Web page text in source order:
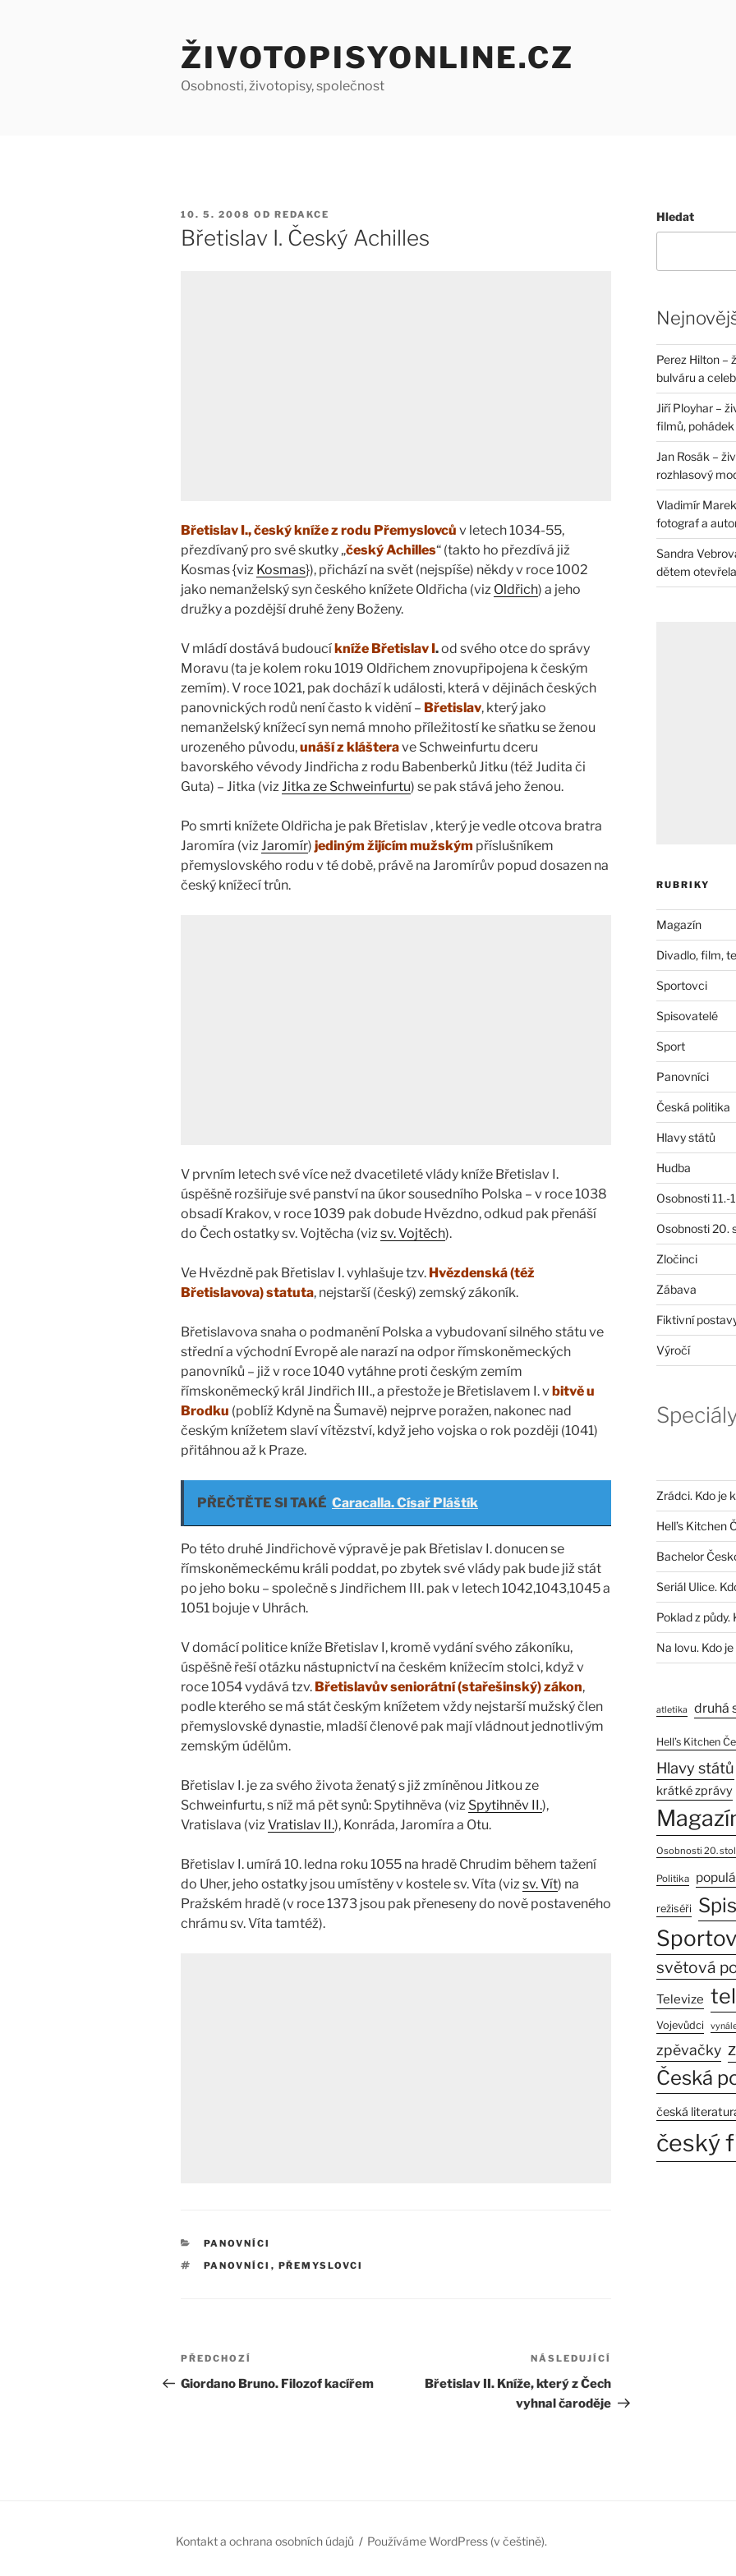
ŽIVOTOPISYONLINE.CZ
Osobnosti, životopisy, společnost
PUBLIKOVÁNO
10. 5. 2008 OD REDAKCE
Břetislav I. Český Achilles
Břetislav I., český kníže z rodu Přemyslovců v letech 1034-55,
přezdívaný pro své skutky „český Achilles“ (takto ho přezdívá již
Kosmas {viz Kosmas}), přichází na svět (nejspíše) někdy v roce 1002
jako nemanželský syn českého knížete Oldřicha (viz Oldřich) a jeho
družky a pozdější druhé ženy Boženy.
V mládí dostává budoucí kníže Břetislav I.od svého otce do správy
Moravu (ta je kolem roku 1019 Oldřichem znovupřipojena k českým
zemím). V roce 1021, pak dochází k události, která v dějinách českých
panovnických rodů není často k vidění – Břetislav, který jako
nemanželský knížecí syn nemá mnoho příležitostí ke sňatku se ženou
urozeného původu,unáší z klášterave Schweinfurtu dceru
bavorského vévody Jindřicha z rodu Babenberků Jitku (též Judita či
Guta) – Jitka (vizJitka ze Schweinfurtu) se pak stává jeho ženou.
Po smrti knížete Oldřicha je pak Břetislav , který je vedle otcova bratra
Jaromíra (vizJaromír) jediným žijícím mužským příslušníkem
přemyslovského rodu v té době, právě na Jaromírův popud dosazen na
český knížecí trůn.
V prvním letech své více než dvacetileté vlády kníže Břetislav I.
úspěšně rozšiřuje své panství na úkor sousedního Polska – v roce 1038
obsadí Krakov, v roce 1039 pak dobude Hvězdno, odkud pak přenáší
do Čech ostatky sv. Vojtěcha (vizsv. Vojtěch).
Ve Hvězdně pak Břetislav I. vyhlašuje tzv. Hvězdenská (též
Břetislavova) statuta, nejstarší (český) zemský zákoník.
Břetislavova snaha o podmanění Polska a vybudovaní silného státu ve
střední a východní Evropě ale narazí na odpor římskoněmeckých
panovníků – již v roce 1040 vytáhne proti českým zemím
římskoněmecký král Jindřich III., a přestože je Břetislavem I. v bitvě u
Brodku (poblíž Kdyně na Šumavě) nejprve poražen, nakonec nad
českým knížetem slaví vítězství, když jeho vojska o rok později (1041)
přitáhnou až k Praze.
PŘEČTĚTE SI TAKÉ Caracalla. Císař Pláštík
Po této druhé Jindřichově výpravě je pak Břetislav I. donucen se
římskoněmeckému králi poddat, po zbytek své vlády pak bude již stát
po jeho boku – společně s Jindřichem III. pak v letech 1042,1043,1045 a
1051 bojuje v Uhrách.
V domácí politice kníže Břetislav I, kromě vydání svého zákoníku,
úspěšně řeší otázku nástupnictví na českém knížecím stolci, když v
roce 1054 vydává tzv. Břetislavův seniorátní (stařešinský) zákon,
podle kterého se má stát českým knížetem vždy nejstarší mužský člen
přemyslovské dynastie, mladší členové pak mají vládnout jednotlivým
zemským údělům.
Břetislav I. je za svého života ženatý s již zmíněnou Jitkou ze
Schweinfurtu, s níž má pět synů: Spytihněva (viz Spytihněv II.),
Vratislava (vizVratislav II.), Konráda, Jaromíra a Otu.
Břetislav I. umírá 10. ledna roku 1055 na hradě Chrudim během tažení
do Uher, jeho ostatky jsou umístěny v kostele sv. Víta (vizsv. Vít) na
Pražském hradě (v roce 1373 jsou pak přeneseny do nově postaveného
chrámu sv. Víta tamtéž).
RUBRIKY
PANOVNÍCI
ŠTÍTKY
PANOVNÍCI , PŘEMYSLOVCI
Navigace
pro
Předchozí
příspěvek
PŘEDCHOZÍ
Giordano Bruno. Filozof kacířem
příspěvek
NÁSLEDUJÍCÍ
Břetislav II. Kníže, který z Čech
vyhnal čaroděje
Hledat
Perez Hilton –
bulváru a
Jiří Ployhar –
filmů, pohádek
Jan Rosák –
rozhlasový
Vladimír
fotograf a
Sandra
dětem
RUBRIKY
Magazín
Divadlo, film,
Sportovci
Spisovatelé
Sport
Panovníci
Česká politika
Hlavy států
Hudba
Osobnosti 11.-
Osobnosti 20.
Zločinci
Zábava
Fiktivní
Výročí
Zrádci. Kdo je
Hell’s Kitchen
Bachelor
Seriál Ulice.
Poklad z půdy.
Na lovu. Kdo
atletika druhá
Hell’s Kitchen
Hlavy států
krátké zprávy
Osobnosti 20.
Politika
režiséři
světová
Televize
Vojevůdci
zpěvačky
Česká
česká
český
Kontakt a ochrana osobních údajů Používáme WordPress (v češtině).